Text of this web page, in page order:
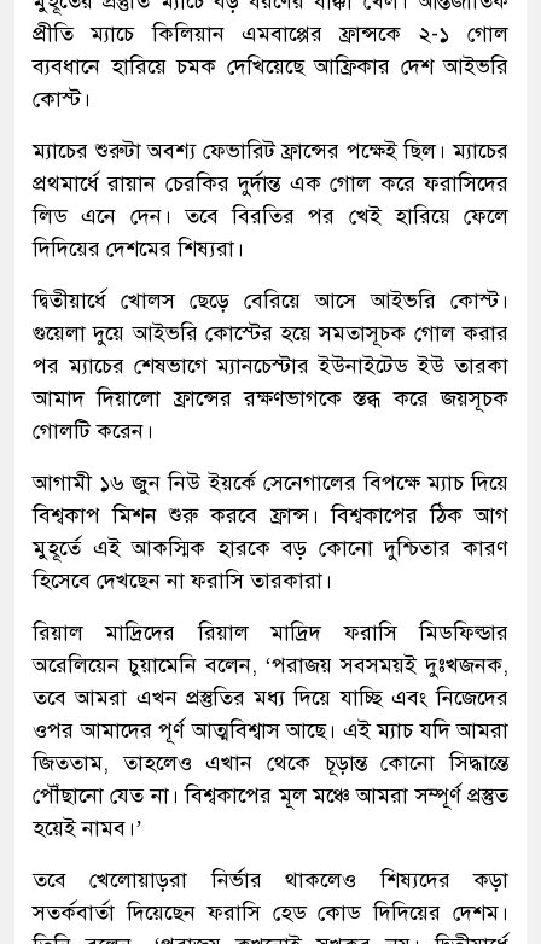
প্রীতি ম্যাচে কিলিয়ান এমবাপ্পের ফ্রান্সকে ২-১ গোল
ব্যবধানে হারিয়ে চমক দেখিয়েছে আফ্রিকার দেশ আইভরি
কোস্ট।
ম্যাচের শুরুটা অবশ্য ফেভারিট ফ্রান্সের পক্ষেই ছিল। ম্যাচের
প্রথমার্ধে রায়ান চেরকির দুর্দান্ত এক গোল করে ফরাসিদের
লিড এনে দেন। তবে বিরতির পর খেই হারিয়ে ফেলে
দিদিয়ের দেশমের শিষ্যরা।
দ্বিতীয়ার্ধে খোলস ছেড়ে বেরিয়ে আসে আইভরি কোস্ট।
গুয়েলা দুয়ে আইভরি কোস্টের হয়ে সমতাসূচক গোল করার
পর ম্যাচের শেষভাগে ম্যানচেস্টার ইউনাইটেড ইউ তারকা
আমাদ দিয়ালো ফ্রান্সের রক্ষণভাগকে স্তব্ধ করে জয়সূচক
গোলটি করেন।
আগামী ১৬ জুন নিউ ইয়র্কে সেনেগালের বিপক্ষে ম্যাচ দিয়ে
বিশ্বকাপ মিশন শুরু করবে ফ্রান্স। বিশ্বকাপের ঠিক আগ
মুহূর্তে এই আকস্মিক হারকে বড় কোনো দুশ্চিতার কারণ
হিসেবে দেখছেন না ফরাসি তারকারা।
রিয়াল মাদ্রিদের রিয়াল মাদ্রিদ ফরাসি মিডফিল্ডার
অরেলিয়েন চুয়ামেনি বলেন, ‘পরাজয় সবসময়ই দুঃখজনক,
তবে আমরা এখন প্রস্তুতির মধ্য দিয়ে যাচ্ছি এবং নিজেদের
ওপর আমাদের পূর্ণ আত্মবিশ্বাস আছে। এই ম্যাচ যদি আমরা
জিততাম, তাহলেও এখান থেকে চূড়ান্ত কোনো সিদ্ধান্তে
পৌঁছানো যেত না। বিশ্বকাপের মূল মঞ্চে আমরা সম্পূর্ণ প্রস্তুত
হয়েই নামব।’
তবে খেলোয়াড়রা নির্ভার থাকলেও শিষ্যদের কড়া
সতর্কবার্তা দিয়েছেন ফরাসি হেড কোড দিদিয়ের দেশম।